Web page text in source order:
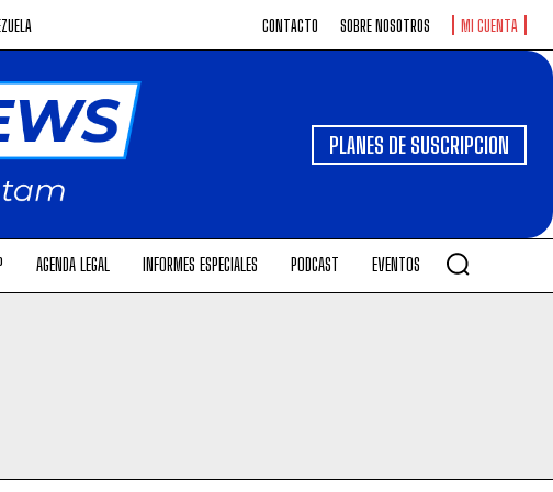
CONTACTO SOBRE NOSOTROS MI CUENTA
PLANES DE SUSCRIPCION
AGENDA LEGAL INFORMES ESPECIALES PODCAST EVENTOS